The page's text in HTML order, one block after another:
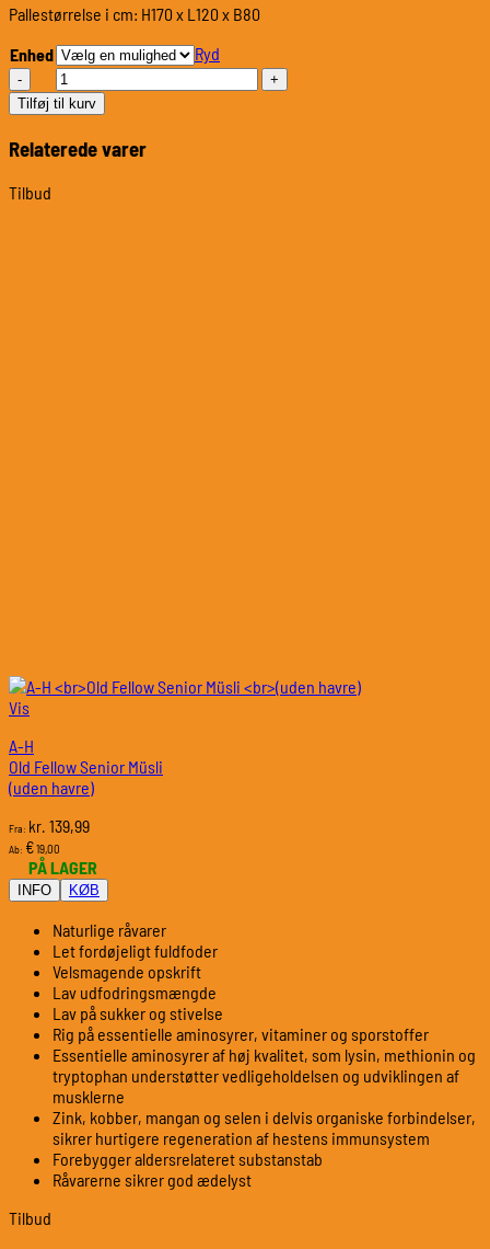
Pallestørrelse i cm: H170 x L120 x B80
Enhed
Ryd
LeonardoGeflügel
Pur
(Fjerkræ)
antal
Tilføj til kurv
Relaterede varer
Tilbud
Vis
A-H
Old Fellow Senior Müsli
(uden havre)
Fra: kr. 139,99
Ab: €19,00
PÅ LAGER
INFO KØB
Naturlige råvarer
Let fordøjeligt fuldfoder
Velsmagende opskrift
Lav udfodringsmængde
Lav på sukker og stivelse
Rig på essentielle aminosyrer, vitaminer og sporstoffer
Essentielle aminosyrer af høj kvalitet, som lysin, methionin og
tryptophan understøtter vedligeholdelsen og udviklingen af
musklerne
Zink, kobber, mangan og selen i delvis organiske forbindelser,
sikrer hurtigere regeneration af hestens immunsystem
Forebygger aldersrelateret substanstab
Råvarerne sikrer god ædelyst
Tilbud